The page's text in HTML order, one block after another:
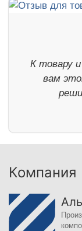
К товару
вам
Компания